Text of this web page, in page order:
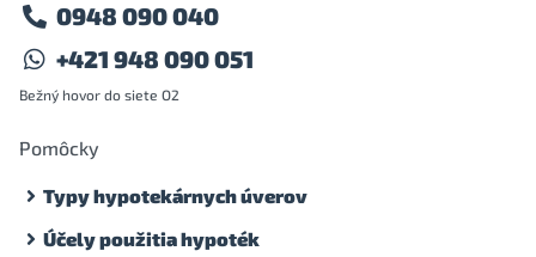
0948 090 040
+421 948 090 051
Bežný hovor do siete O2
Pomôcky
Typy hypotekárnych úverov
Účely použitia hypoték